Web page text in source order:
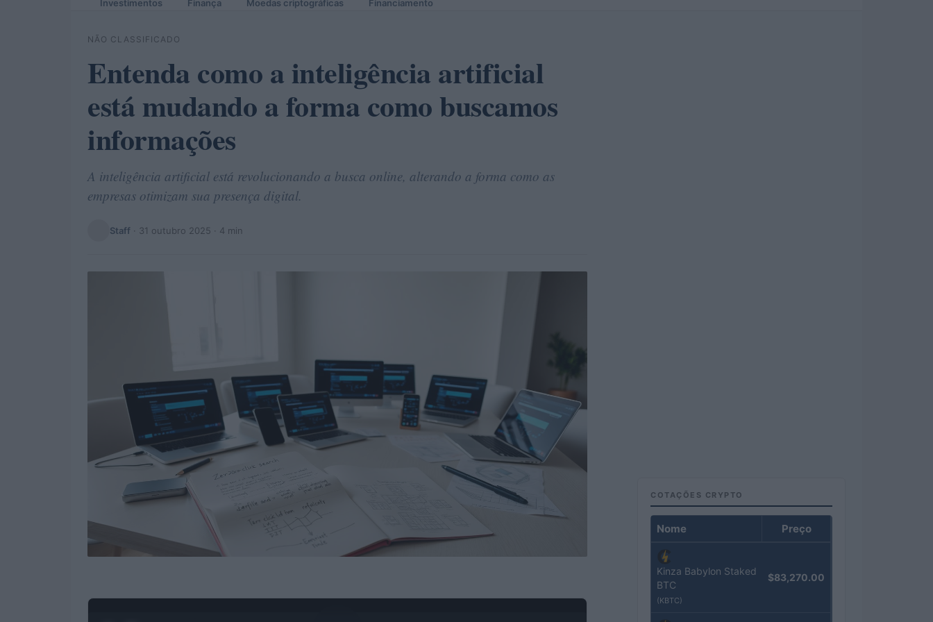
Investimentos Finança Moedas criptográficas Financiamento
NÃO CLASSIFICADO
Entenda como a inteligência artificial
está mudando a forma como buscamos
informações
A inteligência artificial está revolucionando a busca online, alterando a forma como as
empresas otimizam sua presença digital.
Staff · 31 outubro 2025 · 4 min
COTAÇÕES CRYPTO
Nome Preço
Kinza Babylon Staked
BTC
(KBTC)
$83,270.00